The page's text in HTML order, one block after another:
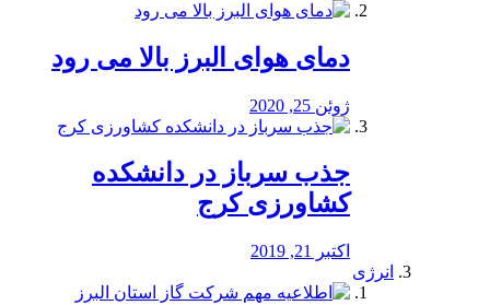
دمای هوای البرز بالا می رود
ژوئن 25, 2020
جذب سرباز در دانشکده
کشاورزی کرج
اکتبر 21, 2019
انرژی